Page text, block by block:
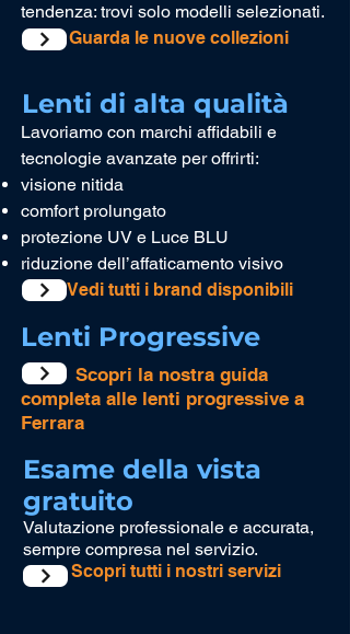
tendenza: trovi solo modelli selezionati.
Guarda le nuove collezioni
Lenti di alta qualità
Lavoriamo con marchi affidabili e
tecnologie avanzate per offrirti:
visione nitida
comfort prolungato
protezione UV e Luce BLU
riduzione dell’affaticamento visivo
Vedi tutti i brand disponibili
Lenti Progressive
​ Scopri la nostra guida
completa alle lenti progressive a
Ferrara
Esame della vista
gratuito
Valutazione professionale e accurata,
sempre compresa nel servizio.
Scopri tutti i nostri servizi